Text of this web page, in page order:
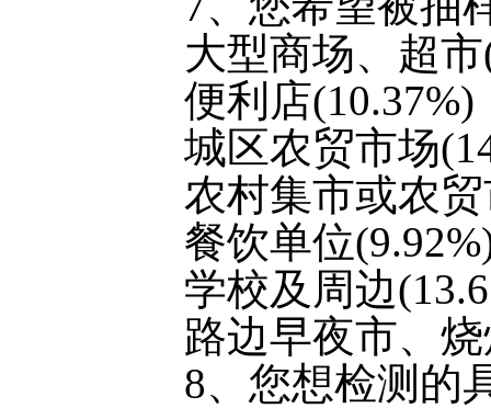
大型商场、超
便利店(10.37%)
城区农贸市场
农村集市或农
餐饮单位
学校及周边
路边早夜市、
8、您想检测的